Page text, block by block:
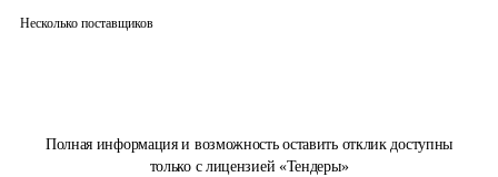
Полная информация и возможность оставить отклик доступны
только с лицензией «Тендеры»
Несколько поставщиков